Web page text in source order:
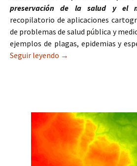
preservación de la salud y el
recopilatorio de aplicaciones
de problemas de salud pública y
ejemplos de plagas, epidemias y
Seguir leyendo Libro
→